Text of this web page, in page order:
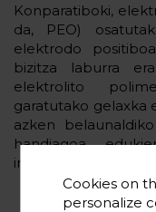
Konparatiboki,
da, PEO)
elektrodo
bizitza laburra
elektrolito
garatutako gelaxka
azken
handiagoa,
iraupena eskaintzen
Cookies on
personalize